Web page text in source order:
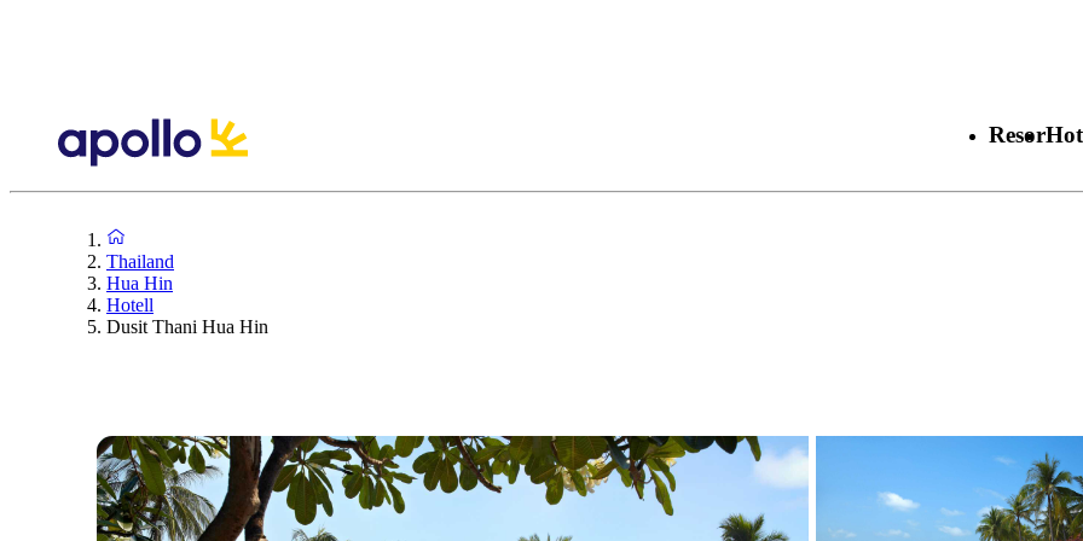
Resor
Thailand
Hua Hin
Hotell
Dusit Thani Hua Hin